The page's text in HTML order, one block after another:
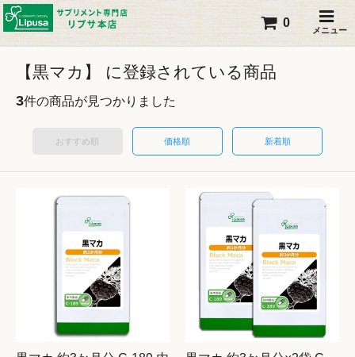
メニュー
0
【黒マカ】 に登録されている商品
3件の商品が見つかりました
おすすめ順 価格順 新着順